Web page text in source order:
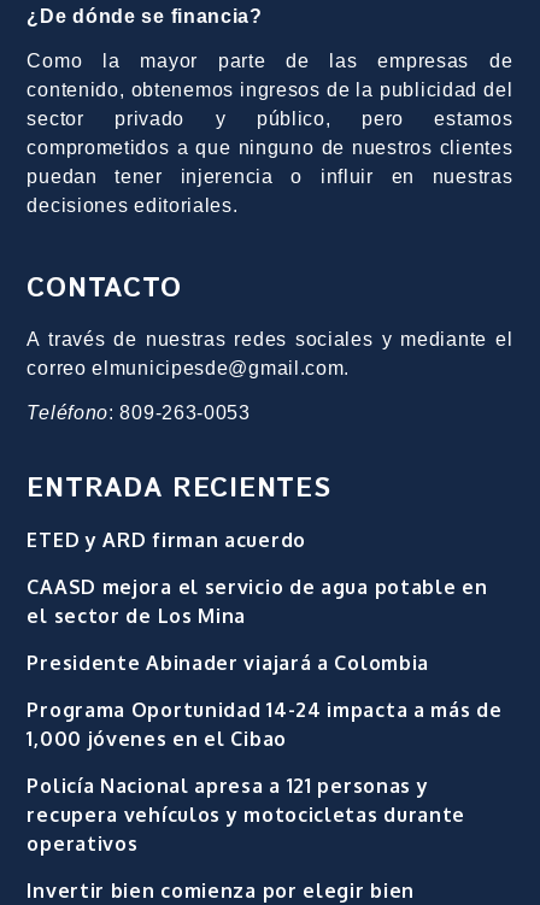
¿De dónde se financia?
Como la mayor parte de las empresas de
contenido, obtenemos ingresos de la publicidad del
sector privado y público, pero estamos
comprometidos a que ninguno de nuestros clientes
puedan tener injerencia o influir en nuestras
decisiones editoriales.
CONTACTO
A través de nuestras redes sociales y mediante el
correo elmunicipesde@gmail.com.
Teléfono: 809-263-0053
ENTRADA RECIENTES
ETED y ARD firman acuerdo
CAASD mejora el servicio de agua potable en
el sector de Los Mina
Presidente Abinader viajará a Colombia
Programa Oportunidad 14-24 impacta a más de
1,000 jóvenes en el Cibao
Policía Nacional apresa a 121 personas y
recupera vehículos y motocicletas durante
operativos
Invertir bien comienza por elegir bien